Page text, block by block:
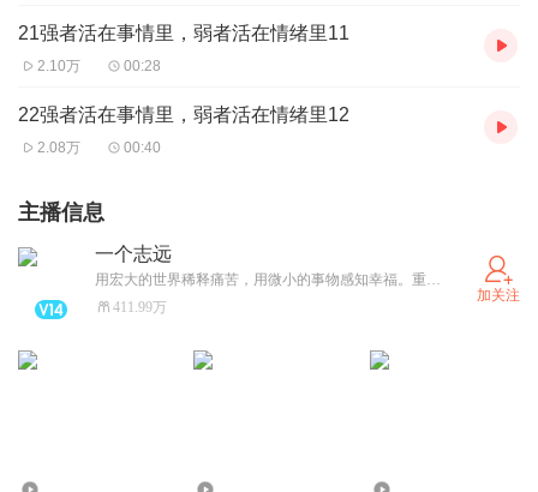
21强者活在事情里，弱者活在情绪里11
2.10万 00:28
22强者活在事情里，弱者活在情绪里12
2.08万 00:40
主播信息
一个志远
用宏大的世界稀释痛苦，用微小的事物感知幸福。重磅新书刘墉《我不是教你诈》，《一行禅师:正念三部曲》，冯唐《稳赢》，欢迎订阅！每周一本书，和百万书友一起好好读书，好好生活。
411.99万
加关注